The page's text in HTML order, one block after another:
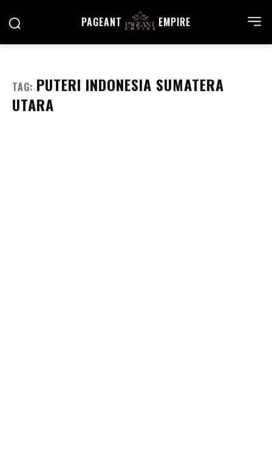
PAGEANT EMPIRE
TAG: PUTERI INDONESIA SUMATERA
UTARA